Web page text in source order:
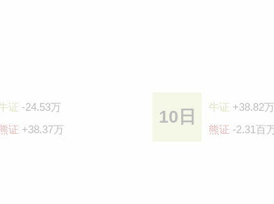
证 -24.53万
证 +38.37万
10日 牛证 +38.82万
熊证 -2.31百